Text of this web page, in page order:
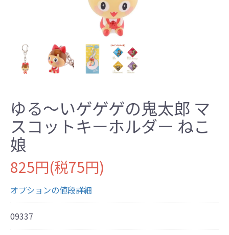
ゆる～いゲゲゲの鬼太郎 マ
スコットキーホルダー ねこ
娘
825円(税75円)
オプションの値段詳細
09337